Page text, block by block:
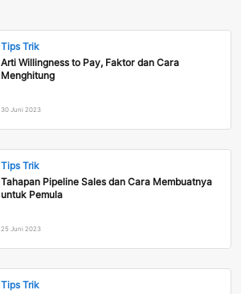
Tips Trik
Arti Willingness to Pay, Faktor dan Cara
Menghitung
30 Juni 2023
Tips Trik
Tahapan Pipeline Sales dan Cara Membuatnya
untuk Pemula
25 Juni 2023
Tips Trik